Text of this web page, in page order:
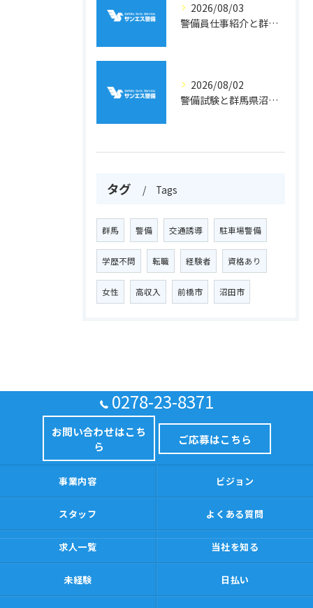
2026/08/03
警備員仕事紹介と群馬県利根郡川場村での収入や雇用条件を徹底解説
2026/08/02
警備試験と群馬県沼田市利根町二本松で資格取得と配置路線を徹底解説
タグ Tags
群馬 警備 交通誘導 駐車場警備
学歴不問 転職 経験者 資格あり
女性 高収入 前橋市 沼田市
0278-23-8371
お問い合わせはこち
ら
ご応募はこちら
事業内容 ビジョン
スタッフ よくある質問
求人一覧 当社を知る
未経験 日払い